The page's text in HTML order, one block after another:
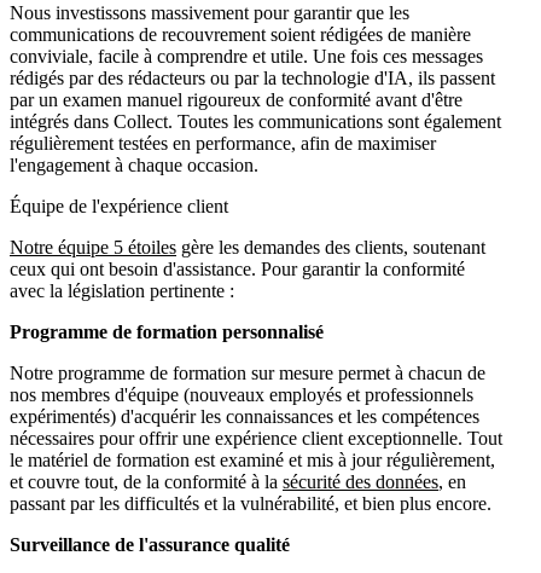
Nous investissons massivement pour garantir que les
communications de recouvrement soient rédigées de manière
conviviale, facile à comprendre et utile. Une fois ces messages
rédigés par des rédacteurs ou par la technologie d'IA, ils passent
par un examen manuel rigoureux de conformité avant d'être
intégrés dans Collect. Toutes les communications sont également
régulièrement testées en performance, afin de maximiser
l'engagement à chaque occasion.
Équipe de l'expérience client
Notre équipe 5 étoiles gère les demandes des clients, soutenant
ceux qui ont besoin d'assistance. Pour garantir la conformité
avec la législation pertinente :
Programme de formation personnalisé
Notre programme de formation sur mesure permet à chacun de
nos membres d'équipe (nouveaux employés et professionnels
expérimentés) d'acquérir les connaissances et les compétences
nécessaires pour offrir une expérience client exceptionnelle. Tout
le matériel de formation est examiné et mis à jour régulièrement,
et couvre tout, de la conformité à la sécurité des données, en
passant par les difficultés et la vulnérabilité, et bien plus encore.
Surveillance de l'assurance qualité